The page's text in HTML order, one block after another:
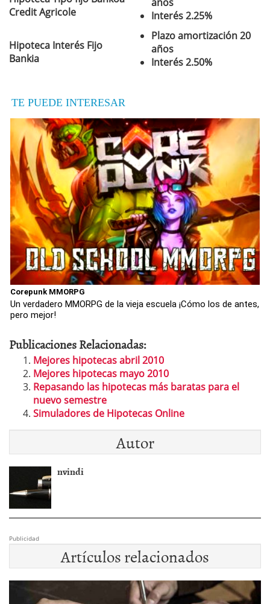
Credit Agricole
Interés 2.25%
Hipoteca Interés Fijo
Bankia
Plazo amortización 20
años
Interés 2.50%
TE PUEDE INTERESAR
Corepunk MMORPG
Un verdadero MMORPG de la vieja escuela ¡Cómo los de antes,
pero mejor!
Publicaciones Relacionadas:
Mejores hipotecas abril 2010
Mejores hipotecas mayo 2010
Repasando las hipotecas más baratas para el
nuevo semestre
Simuladores de Hipotecas Online
Autor
nvindi
Publicidad
Artículos relacionados